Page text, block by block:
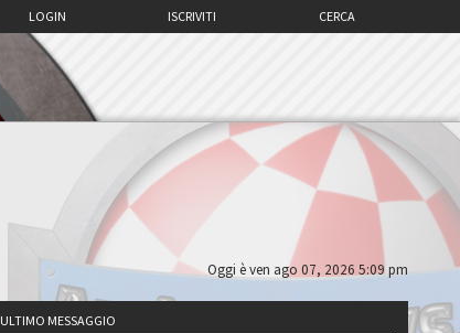
CERCA
ISCRIVITI
LOGIN
Oggi è ven ago 07, 2026 5:09 pm
ULTIMO MESSAGGIO